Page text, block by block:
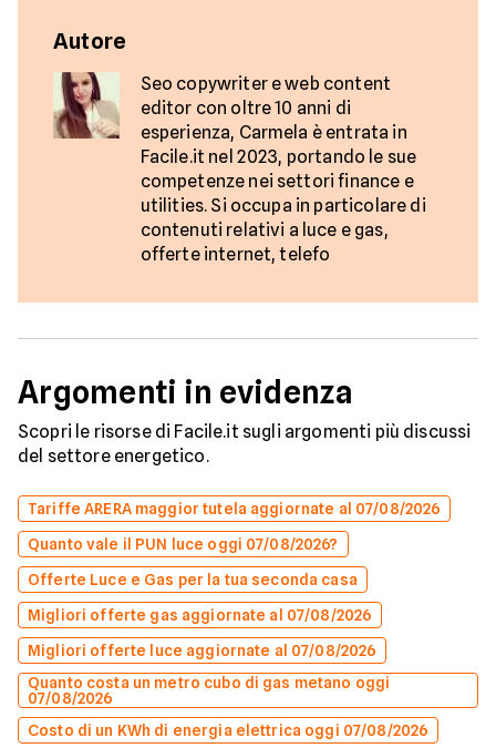
Autore
Seo copywriter e web content
editor con oltre 10 anni di
esperienza, Carmela è entrata in
Facile.it nel 2023, portando le sue
competenze nei settori finance e
utilities. Si occupa in particolare di
contenuti relativi a luce e gas,
offerte internet, telefo
Argomenti in evidenza
Scopri le risorse di Facile.it sugli argomenti più discussi
del settore energetico.
Tariffe ARERA maggior tutela aggiornate al 07/08/2026
Quanto vale il PUN luce oggi 07/08/2026?
Offerte Luce e Gas per la tua seconda casa
Migliori offerte gas aggiornate al 07/08/2026
Migliori offerte luce aggiornate al 07/08/2026
Quanto costa un metro cubo di gas metano oggi
07/08/2026
Costo di un KWh di energia elettrica oggi 07/08/2026